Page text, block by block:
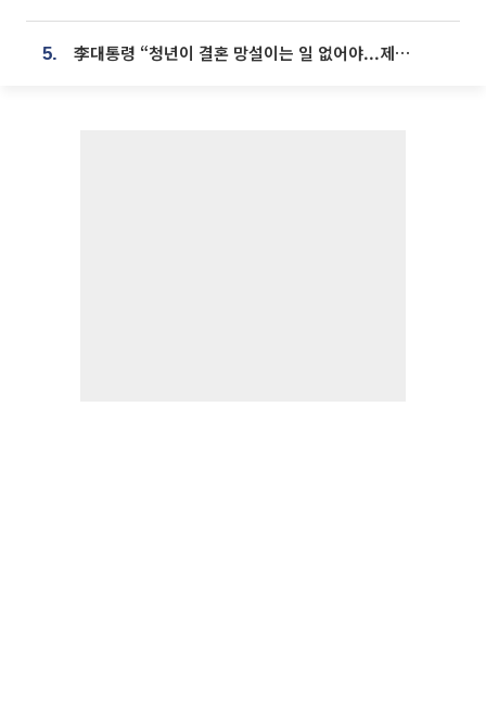
5. 李대통령 “청년이 결혼 망설이는 일 없어야...제도상 불이익 조사”